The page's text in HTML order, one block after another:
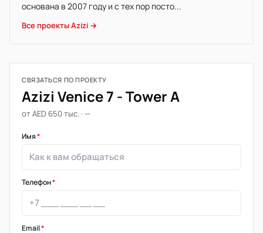
основана в 2007 году и с тех пор посто...
Все проекты Azizi →
СВЯЗАТЬСЯ ПО ПРОЕКТУ
Azizi Venice 7 - Tower A
от AED 650 тыс. · —
Имя*
Телефон*
Email*